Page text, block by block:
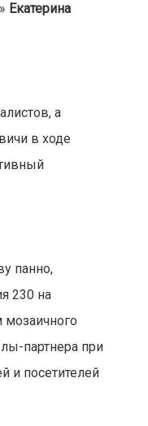
Екатерина
а
в ходе
панно,
230 на
мозаичного
партнера при
и посетителей